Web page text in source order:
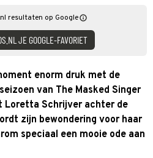
resultaten op Google
JE GOOGLE-FAVORIET
enorm druk met de
van The Masked Singer
Loretta Schrijver achter de
zijn bewondering voor haar
speciaal een mooie ode aan